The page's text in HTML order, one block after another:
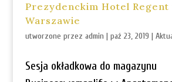
Prezydenckim Hotel Regent
Warszawie
utworzone przez admin | paź 23, 2019 |
Sesja okładkowa do magazynu